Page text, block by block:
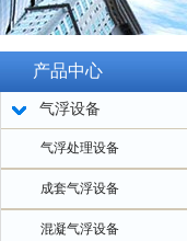
产品中心
气浮设备
气浮处理设备
成套气浮设备
混凝气浮设备